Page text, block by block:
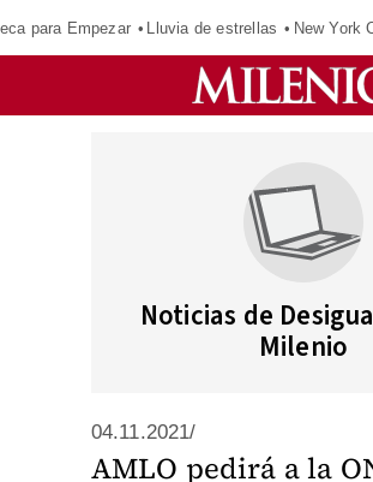
para Empezar Lluvia de estrellas New York
Noticias de
Milenio
04.11.2021/
AMLO pedirá a la